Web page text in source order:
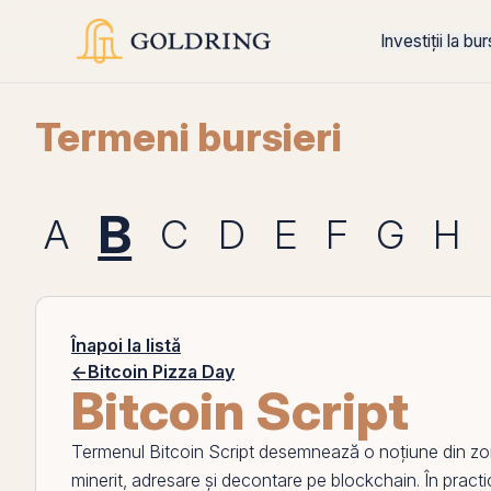
Investiții la
Termeni bursieri
A B C D E F G H
Înapoi la listă
←Bitcoin Pizza Day
Bitcoin Script
Termenul Bitcoin Script desemnează o noțiune din
minerit, adresare și decontare pe blockchain. În